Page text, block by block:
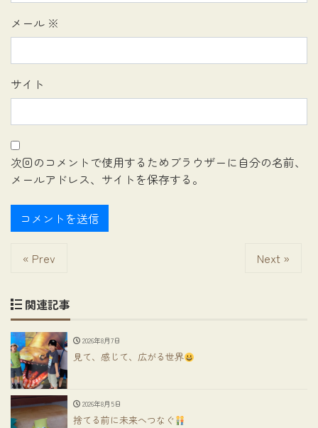
メール ※
サイト
次回のコメントで使用するためブラウザーに自分の名前、
メールアドレス、サイトを保存する。
« Prev Next »
関連記事
2026年8月7日
見て、感じて、広がる世界
2026年8月5日
捨てる前に未来へつなぐ